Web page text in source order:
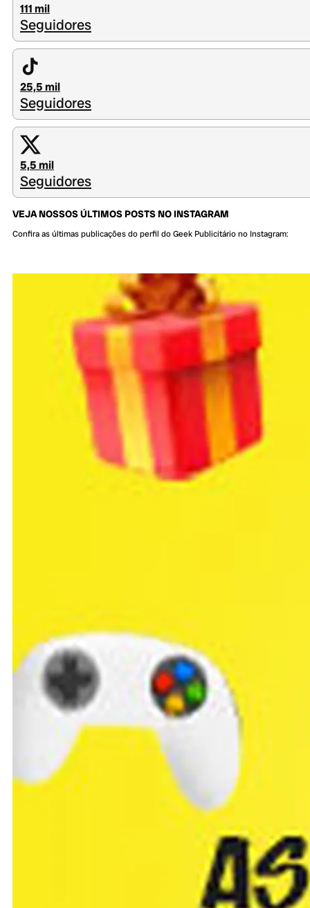
111 mil
Seguidores
25,5 mil
Seguidores
5,5 mil
Seguidores
VEJA NOSSOS ÚLTIMOS POSTS NO INSTAGRAM
Confira as últimas publicações do perfil do Geek Publicitário no Instagram: